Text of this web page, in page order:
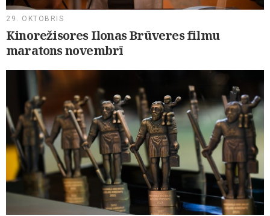
29. OKTOBRIS
Kinorežisores Ilonas Brūveres filmu
maratons novembrī